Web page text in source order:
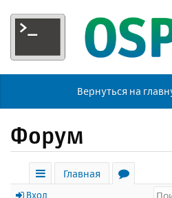
Вернуться на
Форум
с
Главная
Вход